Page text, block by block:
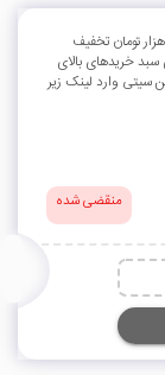
با وارد کردن این کد تخفیف در خرید خود از سالن سیتی از 50 هزار تومان تخفیف
خریدهای بالای
سیتی وارد لینک زیر
منقضی شده